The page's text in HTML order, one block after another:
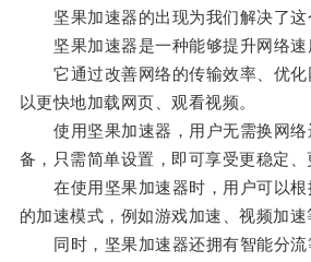
坚果加速器的出现为我们解决了这
坚果加速器是一种能够提升网络速
它通过改善网络的传输效率、优化
以更快地加载网页、观看视频。
使用坚果加速器，用户无需换网络
备，只需简单设置，即可享受更稳定、
在使用坚果加速器时，用户可以根
的加速模式，例如游戏加速、视频加速
同时，坚果加速器还拥有智能分流